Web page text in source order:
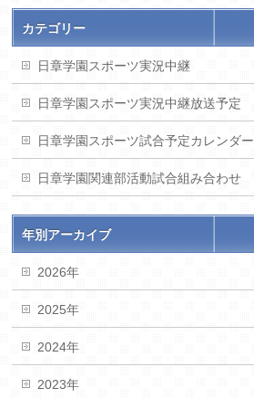
カテゴリー
日章学園スポーツ実況中継
日章学園スポーツ実況中継放送予定
日章学園スポーツ試合予定カレンダー
日章学園関連部活動試合組み合わせ
年別アーカイブ
2026年
2025年
2024年
2023年